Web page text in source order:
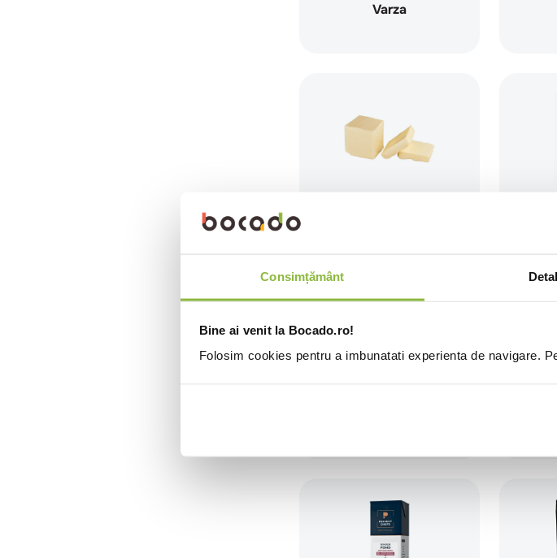
Consimțământ
Bine ai venit la Bocado.ro!
Folosim cookies pentru a imbunatati experienta de navigare.
Varza